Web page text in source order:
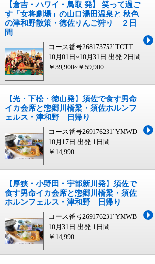
【倉吉・ハワイ・鳥取 発】 笑って過ご
す「女将劇場」の山口湯田温泉と 秋色
の津和野散策・徳佐りんご狩り ２日
間
コース番号268173752`TOTT
10月01日~10月31日 出発 2日間
￥39,900~￥59,900
【光・下松・徳山発】須佐で食す男命
イカ会席と惣郷川橋梁・須佐ホルンフ
ェルス・津和野 日帰り
コース番号269176231`YMWD
10月17日 出発 1日間
￥14,990
【厚狭・小野田・宇部新川発】須佐で
食す男命イカ会席と惣郷川橋梁・須佐
ホルンフェルス・津和野 日帰り
コース番号269176231`YMWB
10月31日 出発 1日間
￥14,990